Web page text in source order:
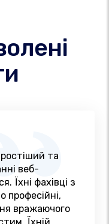
та
веб-
Їхні фахівці з
професійні,
вражаючого